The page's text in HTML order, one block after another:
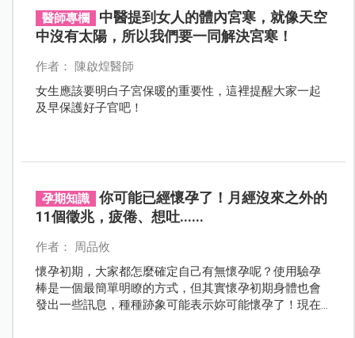
隨著年紀越來越嚴重，可能是身體正在告訴妳：「這裡
出問題了！」
醫師專欄
中醫提到女人的體內宮寒，就像天空
中沒有太陽，所以我們要一同解決宮寒！
作者： 陳啟煌醫師
女生應該要明白子宮保暖的重要性，這裡提醒大家一起
及早保護好子官吧！
孕期知識
你可能已經懷孕了！月經沒來之外的
11個徵兆，疲倦、想吐......
作者： 周品攸
懷孕初期，大家都怎麼確定自己有無懷孕呢？使用驗孕
棒是一個最簡單明瞭的方式，但其實懷孕初期身體也會
發出一些訊息，種種跡象可能表示妳可能懷孕了！現在